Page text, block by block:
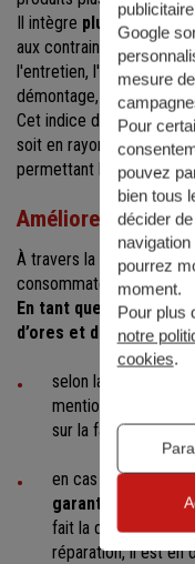
Il intègre plusieurs
aux contraintes et à
l'entretien, l'existence
démontage, la
Cet indice doit être
soit en rayon pour la
permettant l'achat du
Améliorez
À travers la loi anti-
consommateurs
En tant que chef
d’ores et déjà la façon
selon la nature des
mentionner
la
sur la facture
en cas de
garantie est
fait la demande,
réparation, il est en
Google
mesure
Pour
pouvez
bien tous
décider
pourrez
moment.
Pour plus
notre
cookies.